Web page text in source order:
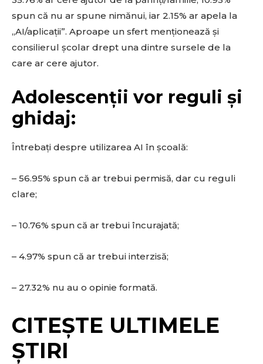
spun că nu ar spune nimănui, iar 2.15% ar apela la
„AI/aplicații”. Aproape un sfert menționează și
consilierul școlar drept una dintre sursele de la
care ar cere ajutor.
Adolescenții vor reguli și
ghidaj:
Întrebați despre utilizarea AI în școală:
– 56.95% spun că ar trebui permisă, dar cu reguli
clare;
– 10.76% spun că ar trebui încurajată;
– 4.97% spun că ar trebui interzisă;
– 27.32% nu au o opinie formată.
CITEȘTE ULTIMELE
ȘTIRI